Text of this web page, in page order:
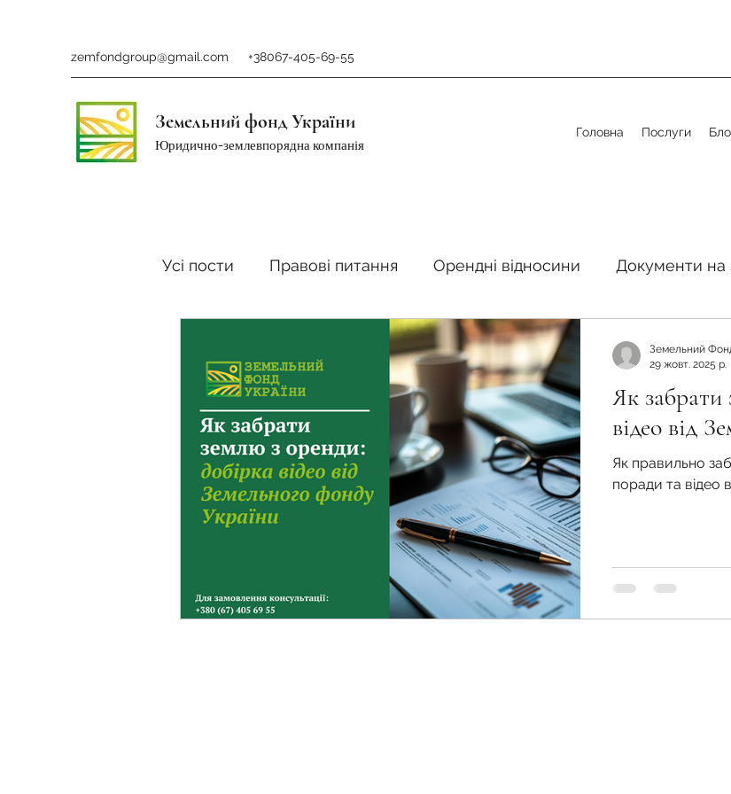
zemfondgroup@gmail.com +38067-405-69-55
Земельний фонд України
Юридично-землевпорядна компанія
Головна Послуги
Усі пости Правові питання Орендні відносини Документи
Податки стосовно земельної сфери
Фермерське господарство Спадкування земельної ділянки
Новини земельного законодавства Земельні питання
Нормативно-грошова оцінка Суд Будівництво
Сервітут Державна реєстрація земельних прав Юридичні
Як забрати
відео від
Як правильно
поради та відео
Земельний
29 жовт. 2025 р.